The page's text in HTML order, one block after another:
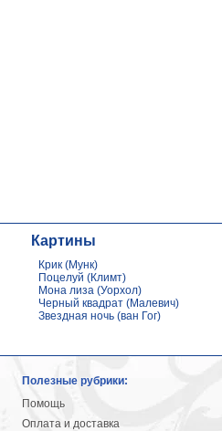
Картины
Крик (Мунк)
Поцелуй (Климт)
Мона лиза (Уорхол)
Черный квадрат (Малевич)
Звездная ночь (ван Гог)
Полезные рубрики:
Помощь
Оплата и доставка